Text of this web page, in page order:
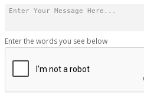
Enter the words you see below